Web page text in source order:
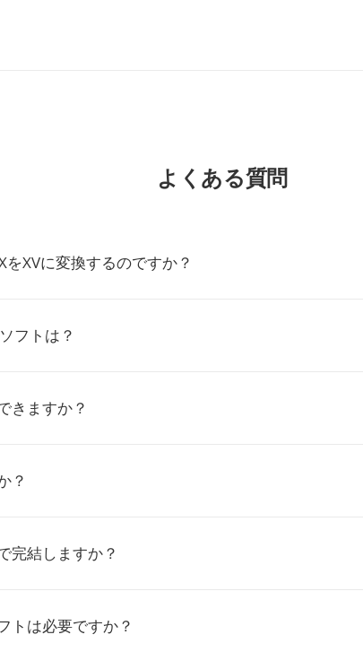
よくある質問
をXVに変換するのですか？
フトは？
きますか？
？
完結しますか？
トは必要ですか？